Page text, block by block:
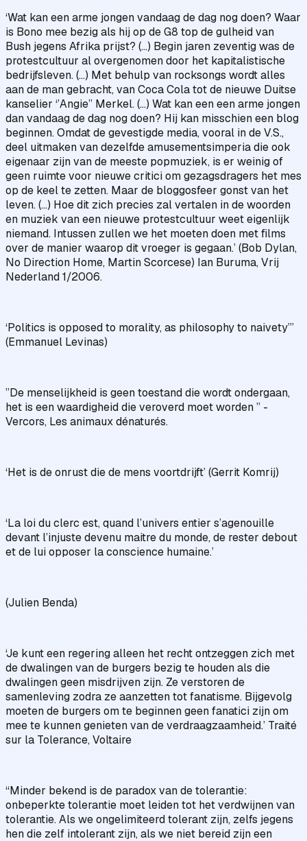
‘Wat kan een arme jongen vandaag de dag nog doen? Waar
is Bono mee bezig als hij op de G8 top de gulheid van
Bush jegens Afrika prijst? (...) Begin jaren zeventig was de
protestcultuur al overgenomen door het kapitalistische
bedrijfsleven. (...) Met behulp van rocksongs wordt alles
aan de man gebracht, van Coca Cola tot de nieuwe Duitse
kanselier ‘’Angie’’ Merkel. (...) Wat kan een een arme jongen
dan vandaag de dag nog doen? Hij kan misschien een blog
beginnen. Omdat de gevestigde media, vooral in de V.S.,
deel uitmaken van dezelfde amusementsimperia die ook
eigenaar zijn van de meeste popmuziek, is er weinig of
geen ruimte voor nieuwe critici om gezagsdragers het mes
op de keel te zetten. Maar de bloggosfeer gonst van het
leven. (...) Hoe dit zich precies zal vertalen in de woorden
en muziek van een nieuwe protestcultuur weet eigenlijk
niemand. Intussen zullen we het moeten doen met films
over de manier waarop dit vroeger is gegaan.’ (Bob Dylan,
No Direction Home, Martin Scorcese) Ian Buruma, Vrij
Nederland 1/2006.
‘Politics is opposed to morality, as philosophy to naivety”’
(Emmanuel Levinas)
”De menselijkheid is geen toestand die wordt ondergaan,
het is een waardigheid die veroverd moet worden ” -
Vercors, Les animaux dénaturés.
‘Het is de onrust die de mens voortdrijft’ (Gerrit Komrij)
‘La loi du clerc est, quand l’univers entier s’agenouille
devant l’injuste devenu maitre du monde, de rester debout
et de lui opposer la conscience humaine.’
(Julien Benda)
‘Je kunt een regering alleen het recht ontzeggen zich met
de dwalingen van de burgers bezig te houden als die
dwalingen geen misdrijven zijn. Ze verstoren de
samenleving zodra ze aanzetten tot fanatisme. Bijgevolg
moeten de burgers om te beginnen geen fanatici zijn om
mee te kunnen genieten van de verdraagzaamheid.’ Traité
sur la Tolerance, Voltaire
“Minder bekend is de paradox van de tolerantie:
onbeperkte tolerantie moet leiden tot het verdwijnen van
tolerantie. Als we ongelimiteerd tolerant zijn, zelfs jegens
hen die zelf intolerant zijn, als we niet bereid zijn een